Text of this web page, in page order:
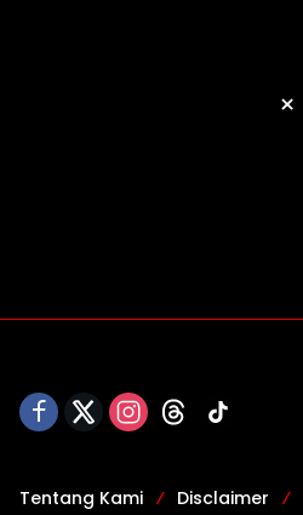
Tentang Kami Disclaimer
×